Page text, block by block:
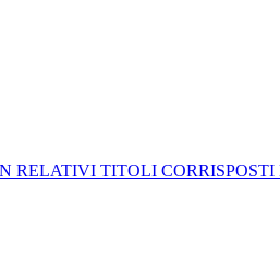
RELATIVI TITOLI